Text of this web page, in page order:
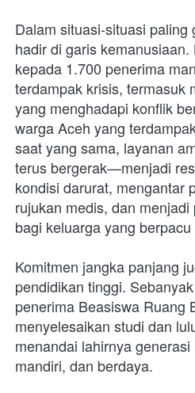
Dalam situasi-situasi paling
hadir di garis
kepada 1.700 penerima
terdampak krisis, termasuk
yang menghadapi konflik
warga Aceh yang
saat yang sama, layanan
terus bergerak—menjadi
kondisi darurat, mengantar
rujukan medis, dan
bagi keluarga yang
Komitmen jangka panjang
pendidikan tinggi.
penerima Beasiswa Ruang
menyelesaikan studi dan
menandai lahirnya
mandiri, dan berdaya.